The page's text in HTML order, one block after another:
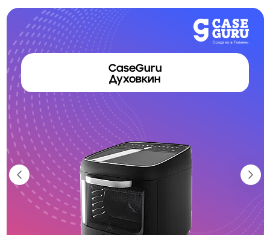
CaseGuru
Духовкин